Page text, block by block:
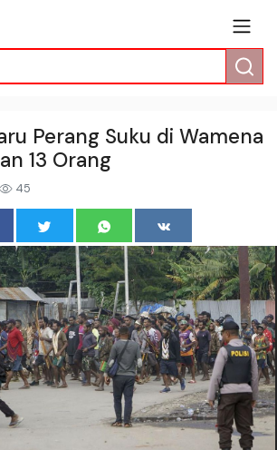
Perang Suku di Wamena
13 Orang
45